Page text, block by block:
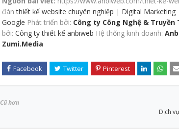
đànthiết kế website chuyên nghiệp | Digital Marketing
Google Phát triển bởi: Công ty Công Nghệ &
bởi: Công ty thiết kế anbiweb Hệ thống kinh doanh:
Zumi.Media
Dịch
Cũ hơn